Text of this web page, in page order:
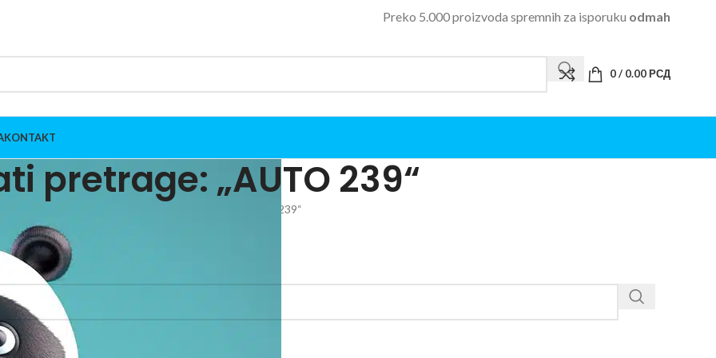
Preko 5.000 proizvoda spremnih za isporuku odmah
0/ 0.00РСД
KONTAKT
pretrage: „AUTO 239“
Rezultati pretrage za „AUTO 239“
izabranim kriterijumima.